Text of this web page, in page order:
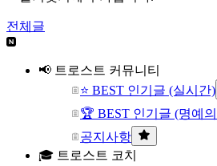
전체글
📢 트로스트 커뮤니티
⭐ BEST 인기글 (실시간)
🏆 BEST 인기글 (명예
공지사항
🎓 트로스트 코치